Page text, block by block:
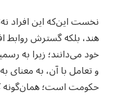
نخست این‌که این افراد
هند، بلکه گسترش روابط
خود می‌دانند؛ زیرا به
و تعامل با آن، به
حکومت است؛ همان‌گونه